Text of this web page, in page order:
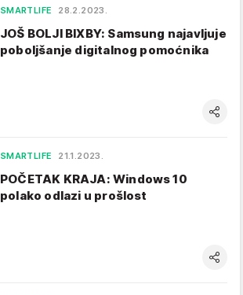
SMARTLIFE 28.2.2023.
JOŠ BOLJI BIXBY: Samsung najavljuje
poboljšanje digitalnog pomoćnika
SMARTLIFE 21.1.2023.
POČETAK KRAJA: Windows 10
polako odlazi u prošlost